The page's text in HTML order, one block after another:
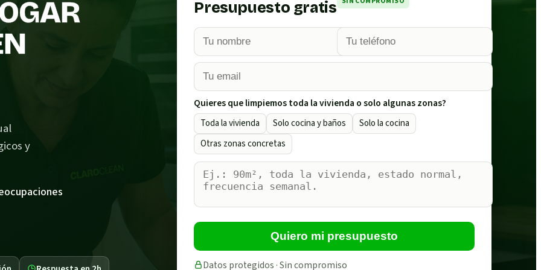
y
Presupuesto gratis
Quieres que limpiemos toda la vivienda o solo algunas zonas?
Toda la vivienda Solo cocina y baños
Solo la cocina
Otras zonas concretas
Quiero mi presupuesto
Datos protegidos · Sin compromiso